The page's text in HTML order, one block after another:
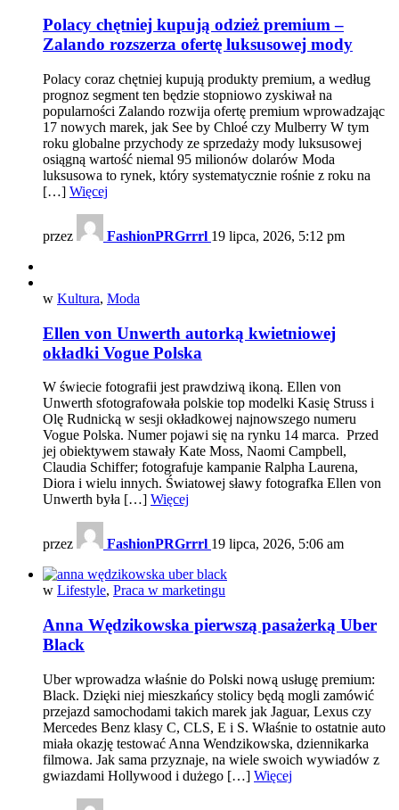
Polacy chętniej kupują odzież premium –
Zalando rozszerza ofertę luksusowej mody
Polacy coraz chętniej kupują produkty premium, a według
prognoz segment ten będzie stopniowo zyskiwał na
popularności Zalando rozwija ofertę premium wprowadzając
17 nowych marek, jak See by Chloé czy Mulberry W tym
roku globalne przychody ze sprzedaży mody luksusowej
osiągną wartość niemal 95 milionów dolarów Moda
luksusowa to rynek, który systematycznie rośnie z roku na
[…] Więcej
przez FashionPRGrrrl 19 lipca, 2026, 5:12 pm
w Kultura, Moda
Ellen von Unwerth autorką kwietniowej
okładki Vogue Polska
W świecie fotografii jest prawdziwą ikoną. Ellen von
Unwerth sfotografowała polskie top modelki Kasię Struss i
Olę Rudnicką w sesji okładkowej najnowszego numeru
Vogue Polska. Numer pojawi się na rynku 14 marca. Przed
jej obiektywem stawały Kate Moss, Naomi Campbell,
Claudia Schiffer; fotografuje kampanie Ralpha Laurena,
Diora i wielu innych. Światowej sławy fotografka Ellen von
Unwerth była […] Więcej
przez FashionPRGrrrl 19 lipca, 2026, 5:06 am
w Lifestyle, Praca w marketingu
Anna Wędzikowska pierwszą pasażerką Uber
Black
Uber wprowadza właśnie do Polski nową usługę premium:
Black. Dzięki niej mieszkańcy stolicy będą mogli zamówić
przejazd samochodami takich marek jak Jaguar, Lexus czy
Mercedes Benz klasy C, CLS, E i S. Właśnie to ostatnie auto
miała okazję testować Anna Wendzikowska, dziennikarka
filmowa. Jak sama przyznaje, na wiele swoich wywiadów z
gwiazdami Hollywood i dużego […] Więcej